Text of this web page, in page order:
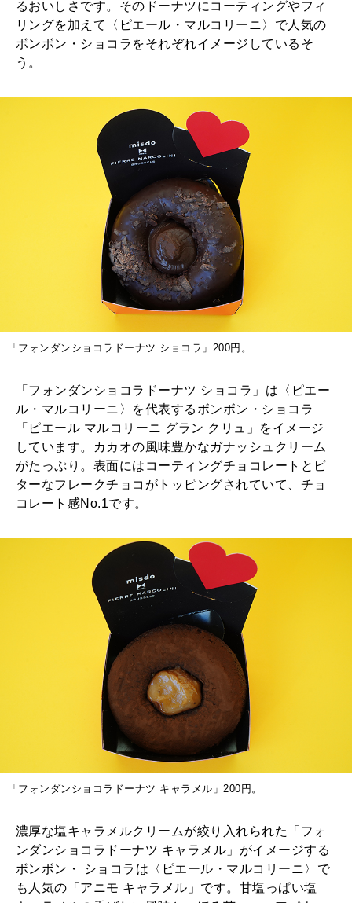
るおいしさです。そのドーナツにコーティングやフィ
リングを加えて〈ピエール・マルコリーニ〉で人気の
ボンボン・ショコラをそれぞれイメージしているそ
う。
「フォンダンショコラドーナツ ショコラ」200円。
「フォンダンショコラドーナツ ショコラ」は〈ピエー
ル・マルコリーニ〉を代表するボンボン・ショコラ
「ピエール マルコリーニ グラン クリュ」をイメージ
しています。カカオの風味豊かなガナッシュクリーム
がたっぷり。表面にはコーティングチョコレートとビ
ターなフレークチョコがトッピングされていて、チョ
コレート感No.1です。
「フォンダンショコラドーナツ キャラメル」200円。
濃厚な塩キャラメルクリームが絞り入れられた「フォ
ンダンショコラドーナツ キャラメル」がイメージする
ボンボン・ ショコラは〈ピエール・マルコリーニ〉で
も人気の「アニモ キャラメル」です。甘塩っぱい塩